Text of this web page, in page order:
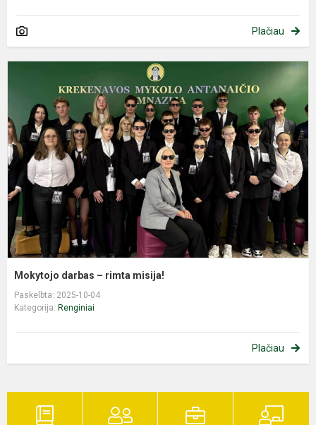
Plačiau
Mokytojo darbas – rimta misija!
Paskelbta: 2025-10-04
Kategorija: Renginiai
Plačiau